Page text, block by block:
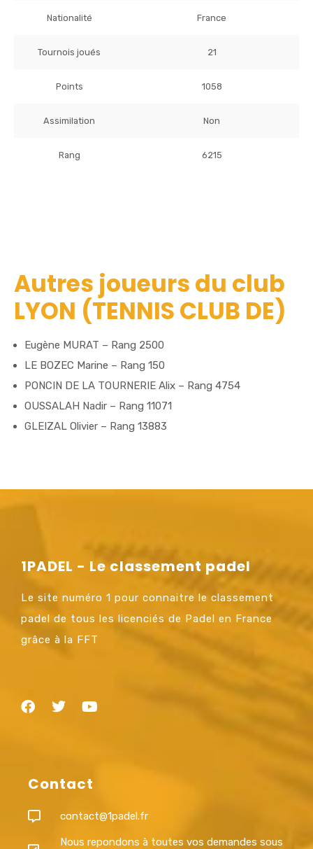
Nationalité France
Tournois joués 21
Points 1058
Assimilation Non
Rang 6215
Autres joueurs du club
LYON (TENNIS CLUB DE)
Eugène MURAT – Rang 2500
LE BOZEC Marine – Rang 150
PONCIN DE LA TOURNERIE Alix – Rang 4754
OUSSALAH Nadir – Rang 11071
GLEIZAL Olivier – Rang 13883
1PADEL - Le classement padel
Le site numéro 1 pour connaitre le classement
padel de tous les licenciés de Padel en France
grâce à la FFT
Contact
contact@1padel.fr
Nous repondons à toutes vos demandes sous